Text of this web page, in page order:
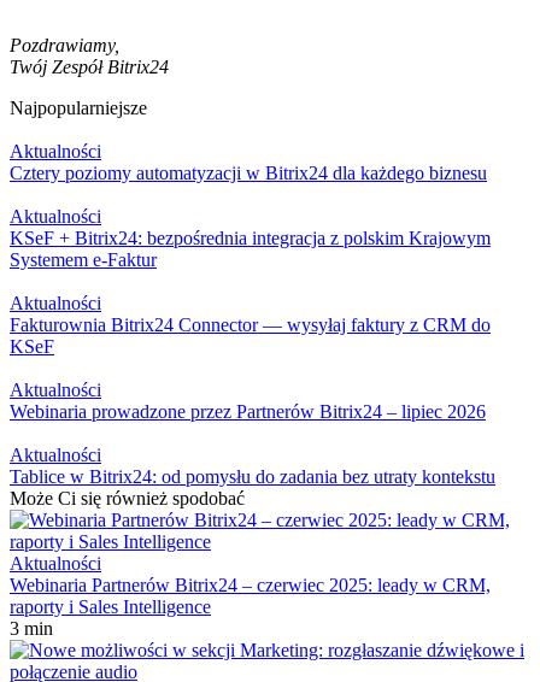
Pozdrawiamy,
Twój Zespół Bitrix24
Najpopularniejsze
Aktualności
Cztery poziomy automatyzacji w Bitrix24 dla każdego biznesu
Aktualności
KSeF + Bitrix24: bezpośrednia integracja z polskim Krajowym
Systemem e-Faktur
Aktualności
Fakturownia Bitrix24 Connector — wysyłaj faktury z CRM do
KSeF
Aktualności
Webinaria prowadzone przez Partnerów Bitrix24 – lipiec 2026
Aktualności
Tablice w Bitrix24: od pomysłu do zadania bez utraty kontekstu
Może Ci się również spodobać
Aktualności
Webinaria Partnerów Bitrix24 – czerwiec 2025: leady w CRM,
raporty i Sales Intelligence
3 min